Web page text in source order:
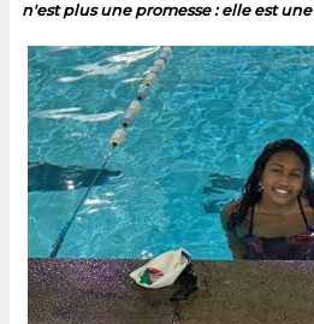
n'est plus une promesse : elle est